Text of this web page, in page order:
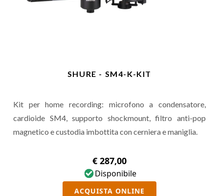
SHURE - SM4-K-KIT
Kit per home recording: microfono a condensatore,
cardioide SM4, supporto shockmount, filtro anti-pop
magnetico e custodia imbottita con cerniera e maniglia.
€ 287,00
Disponibile
ACQUISTA ONLINE